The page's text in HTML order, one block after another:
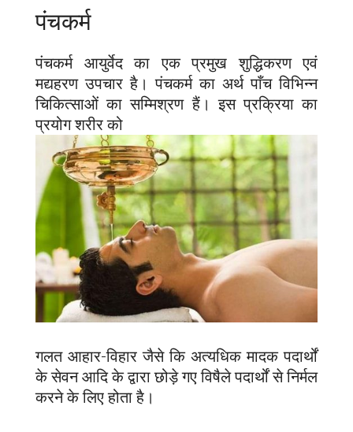
पंचकर्म
पंचकर्म आयुर्वेद का एक प्रमुख शुद्धिकरण एवं
मद्यहरण उपचार है। पंचकर्म का अर्थ पाँच विभिन्न
चिकित्साओं का सम्मिश्रण हैं। इस प्रक्रिया का
प्रयोग शरीर को
गलत आहार-विहार जैसे कि अत्यधिक मादक पदार्थों
के सेवन आदि के द्वारा छोड़े गए विषैले पदार्थों से निर्मल
करने के लिए होता है।